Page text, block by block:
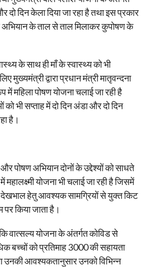
दो दिन केला दिया जा रहा है तथा इस प्रकार
अभियान के ताल से ताल मिलाकर कुपोषण के
के साथ ही माँ के स्वास्थ्य को भी
मुख्यमंत्री द्वारा प्रधान मंत्री मातृवन्दना
महिला पोषण योजना चलाई जा रही है
भी सप्ताह में दो दिन अंडा और दो दिन
है।
पोषण अभियान दोनों के उद्देश्यों को साधते
योजना भी चलाई जा रही है जिसमें
देखभाल हेतु आवश्यक सामग्रियों से युक्त किट
पर किया जाता है।
वात्सल्य योजना के अंतर्गत कोविड से
बच्चों को प्रतिमाह 3000 की सहायता
उनकी आवश्यकतानुसार उनको विभिन्न